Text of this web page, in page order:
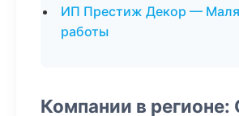
ИП Престиж Декор —
работы
Компании в регионе: